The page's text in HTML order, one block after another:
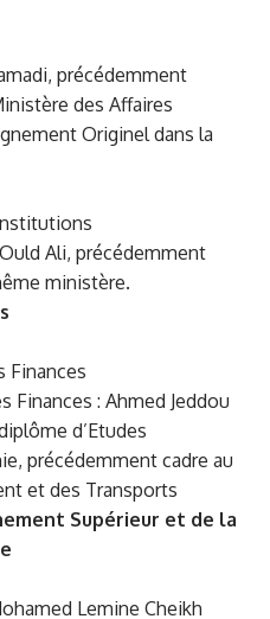
précédemment
des Affaires
Originel dans la
Ali, précédemment
ministère.
Finances
Finances : Ahmed Jeddou
d’Etudes
précédemment cadre au
et des Transports
Supérieur et de la
Lemine Cheikh